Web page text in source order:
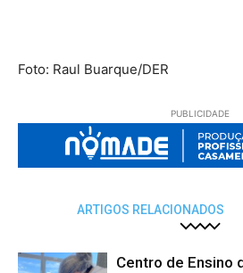
Foto: Raul Buarque/DER
PUBLICIDADE
ARTIGOS RELACIONADOS
Centro de Ensino